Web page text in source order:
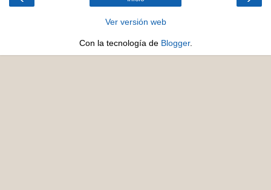
Ver versión web
Con la tecnología de Blogger.